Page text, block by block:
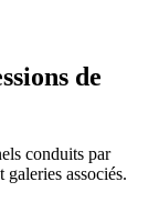
de
conduits par
associés.